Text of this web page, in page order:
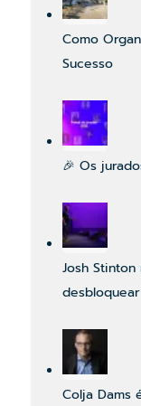
Como
Sucesso
🎉 Os
Josh Stinton
Colja Dams